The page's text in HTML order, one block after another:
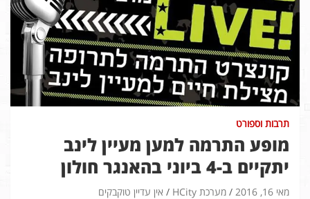
תרבות וספורט
מופע התרמה למען מעיין לינב
יתקיים ב-4 ביוני בהאנגר חולון
מאי 16, 2016 מערכת HCity אין עדיין טוקבקים